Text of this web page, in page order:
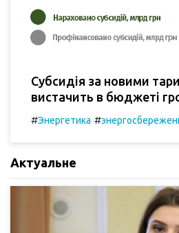
Субсидія за новими
вистачить в бюджеті
#Энергетика #
Актуальне